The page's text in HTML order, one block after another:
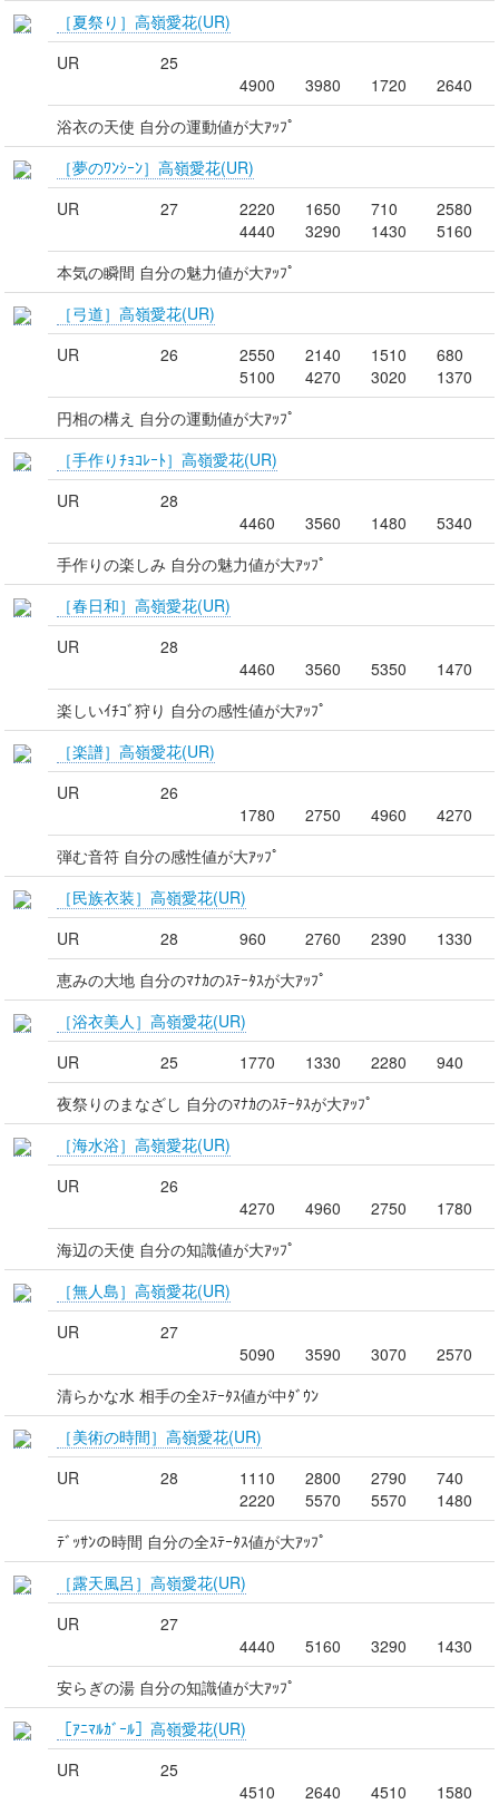
［夏祭り］高嶺愛花(UR)
UR
25
4900
3980 1720
2640
浴衣の天使 自分の運動値が大ｱｯﾌﾟ
［夢のﾜﾝｼｰﾝ］高嶺愛花(UR)
UR
27
2220
4440
1650
3290
710
1430
2580
5160
本気の瞬間 自分の魅力値が大ｱｯﾌﾟ
［弓道］高嶺愛花(UR)
UR
26
2550
5100
2140
4270
1510
3020
680
1370
円相の構え 自分の運動値が大ｱｯﾌﾟ
［手作りﾁｮｺﾚｰﾄ］高嶺愛花(UR)
UR
28
4460
3560 1480
5340
手作りの楽しみ 自分の魅力値が大ｱｯﾌﾟ
［春日和］高嶺愛花(UR)
UR
28
4460
3560 5350
1470
楽しいｲﾁｺﾞ狩り 自分の感性値が大ｱｯﾌﾟ
［楽譜］高嶺愛花(UR)
UR
26
1780
2750 4960
4270
弾む音符 自分の感性値が大ｱｯﾌﾟ
［民族衣装］高嶺愛花(UR)
UR
28 960 2760 2390
1330
恵みの大地 自分のﾏﾅｶのｽﾃｰﾀｽが大ｱｯﾌﾟ
［浴衣美人］高嶺愛花(UR)
UR
25 1770 1330 2280
940
夜祭りのまなざし 自分のﾏﾅｶのｽﾃｰﾀｽが大ｱｯﾌﾟ
［海水浴］高嶺愛花(UR)
UR
26
4270
4960 2750
1780
海辺の天使 自分の知識値が大ｱｯﾌﾟ
［無人島］高嶺愛花(UR)
UR
27
5090
3590 3070
2570
清らかな水 相手の全ｽﾃｰﾀｽ値が中ﾀﾞｳﾝ
［美術の時間］高嶺愛花(UR)
UR
28
1110
2220
2800
5570
2790
5570
740
1480
ﾃﾞｯｻﾝの時間 自分の全ｽﾃｰﾀｽ値が大ｱｯﾌﾟ
［露天風呂］高嶺愛花(UR)
UR
27
4440
5160 3290
1430
安らぎの湯 自分の知識値が大ｱｯﾌﾟ
［ｱﾆﾏﾙｶﾞｰﾙ］高嶺愛花(UR)
UR
25
4510
2640 4510
1580